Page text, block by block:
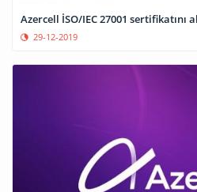
Azercell İSO/IEC 27001
29-12-2019